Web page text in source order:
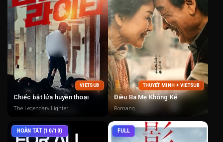
VIETSUB
Chiếc bật lửa huyền thoại
The Legendary Lighter
THUYẾT MINH + VIETSUB
Điều Ba Mẹ Không Kể
Romang
HOÀN TẤT (10/10) FULL